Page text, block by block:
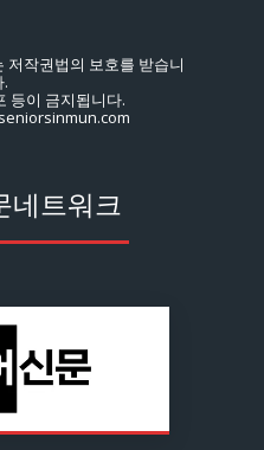
작권법의 보호를 받습니
.
등이 금지됩니다.
네트워크